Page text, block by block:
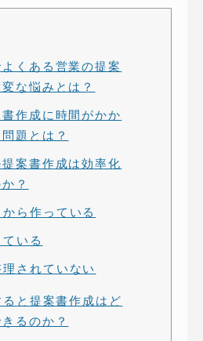
合わせ
合わせ
くある営業の提案
な悩みとは？
作成に時間がかか
題とは？
案書作成は効率化
？
ら作っている
いる
されていない
と提案書作成はど
るのか？